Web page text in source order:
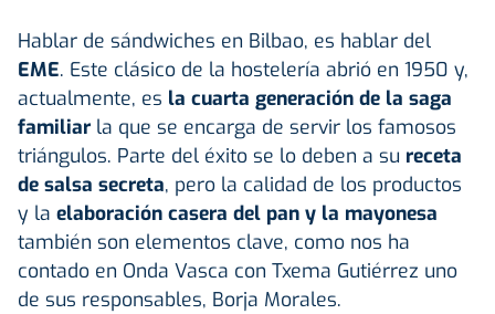
Hablar de sándwiches en Bilbao, es hablar del
EME. Este clásico de la hostelería abrió en 1950 y,
actualmente, es la cuarta generación de la saga
familiar la que se encarga de servir los famosos
triángulos. Parte del éxito se lo deben a su receta
de salsa secreta, pero la calidad de los productos
y la elaboración casera del pan y la mayonesa
también son elementos clave, como nos ha
contado en Onda Vasca con Txema Gutiérrez uno
de sus responsables, Borja Morales.